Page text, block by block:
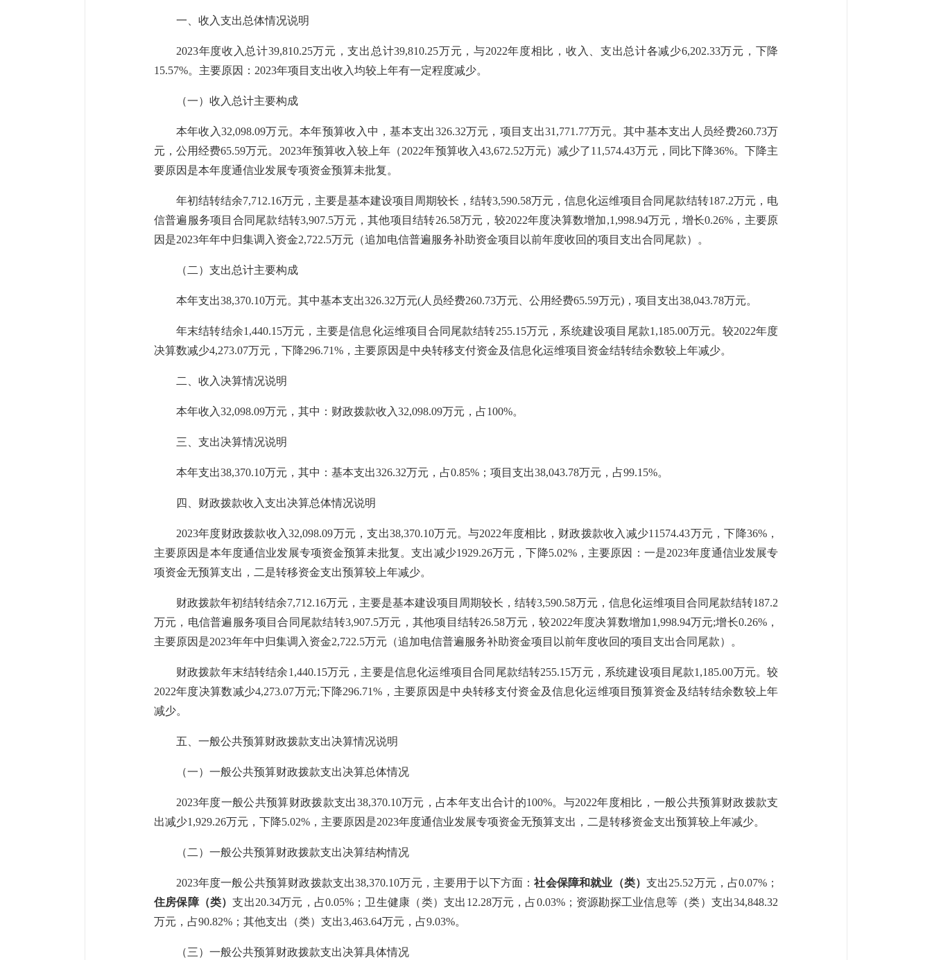
一、收入支出总体情况说明
2023年度收入总计39,810.25万元，支出总计39,810.25万元，与2022年度相比，收入、支出总计各减少6,202.33万元，下降
15.57%。主要原因： 2023年项目支出收入均较上年有一定程度减少。
（一）收入总计主要构成
本年收入32,098.09万元。本年预算收入中，基本支出326.32万元，项目支出31,771.77万元。其中基本支出人员经费260.73万
元，公用经费65.59万元。 2023年预算收入较上年（2022年预算收入43,672.52万元）减少了11,574.43万元，同比下降36%。下降主
要原因 是本年度通信业发展专项资金预算未批复 。
年初结转结余7,712.16万元，主要是基本建设项目周期较长，结转3,590.58万元，信息化运维项目合同尾款结转187.2万元，电
信普遍服务项目合同尾款结转3,907.5万元 ，其他项目结转26.58万元， 较2022年度决算数增加,1,998.94万元，增长0.26%，主要原
因是2023年年中归集调入资金2,722.5万元（追加电信普遍服务补助资金项目以前年度收回的项目支出合同尾款） 。
（二）支出总计主要构成
本年支出38,370.10万元。 其中基本支出326.32万元(人员经费260.73万元、公用经费65.59万元)，项目支出38,043.78万元。
年末结转结余1,440.15万元，主要是信息化运维项目合同尾款结转255.15万元，系统建设项目尾款1,185.00万元。 较2022年度
决算数减少4,273.07万元，下降296.71%，主要原因是中央转移支付资金及信息化运维项目资金结转结余数较上年减少。
二、收入决算情况说明
本年收入32,098.09万元，其中：财政拨款收入32,098.09万元，占100%。
三、支出决算情况说明
本年支出38,370.10万元，其中：基本支出326.32万元，占0.85%；项目支出38,043.78万元，占99.15%。
四、财政拨款收入支出决算总体情况说明
2023年度财政拨款收入32,098.09万元，支出38,370.10万元。与2022年度相比，财政拨款收入减少11574.43万元，下降36%，
主要原因 是本年度通信业发展专项资金预算未批复 。支出减少1929.26万元，下降5.02%，主要原因： 一是2023年度通信业发展专
项资金无预算支出，二是转移资金支出预算较上年减少。
财政拨款年初结转结余7,712.16万元，主要是基本建设项目周期较长，结转3,590.58万元，信息化运维项目合同尾款结转187.2
万元，电信普遍服务项目合同尾款结转3,907.5万元 ， 其他项目结转26.58万元，较2022年度决算数增加1,998.94万元;增长0.26%，
主要原因是2023年年中归集调入资金2,722.5万元（追加电信普遍服务补助资金项目以前年度收回的项目支出合同尾款） 。
财政拨款年末结转结余1,440.15万元，主要是信息化运维项目合同尾款结转255.15万元，系统建设项目尾款1,185.00万元。较
2022年度决算数减少4,273.07万元;下降296.71%，主要原因是中央转移支付资金及信息化运维项目预算资金及结转结余数较上年
减少。
五、一般公共预算财政拨款支出决算情况说明
（一）一般公共预算财政拨款支出决算总体情况
2023年度一般公共预算财政拨款支出38,370.10万元，占本年支出合计的100%。与2022年度相比，一般公共预算财政拨款支
出减少1,929.26万元，下降5.02%，主要原因是2023年度通信业发展专项资金无预算支出，二是转移资金支出预算较上年减少。
（二）一般公共预算财政拨款支出决算结构情况
2023年度一般公共预算财政拨款支出38,370.10万元，主要用于以下方面：社会保障和就业（类）支出25.52万元，占0.07%；
住房保障（类）支出20.34万元，占0.05%； 卫生健康（类）支出 12.28万元， 占0.03%；资源勘探工业信息等（类）支出34,848.32
万元， 占90.82%；其他支出（类）支出3,463.64万元， 占9.03%。
（三）一般公共预算财政拨款支出决算具体情况